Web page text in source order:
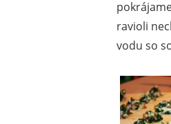
ravioli
vodu so